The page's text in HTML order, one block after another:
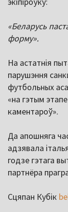
«Беларусь
форму».
На астатнія
парушэння
футбольных
«на гэтым
каментароў».
Да апошняга
адзявала
годзе гэтага
партнёра
Сцяпан Кубік